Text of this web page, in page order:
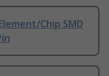
Chip SMD